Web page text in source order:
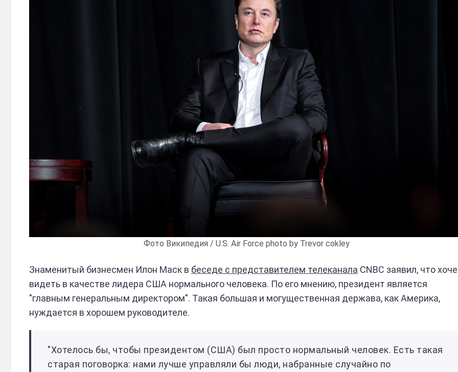
Фото Википедия / U.S. Air Force photo by Trevor cokley
Знаменитый бизнесмен Илон Маск в беседе с представителем телеканала CNBC заявил, что
видеть в качестве лидера США нормального человека. По его мнению, президент является
"главным генеральным директором". Такая большая и могущественная держава, как Америка,
нуждается в хорошем руководителе.
"Хотелось бы, чтобы президентом (США) был просто нормальный человек. Есть такая
старая поговорка: нами лучше управляли бы люди, набранные случайно по